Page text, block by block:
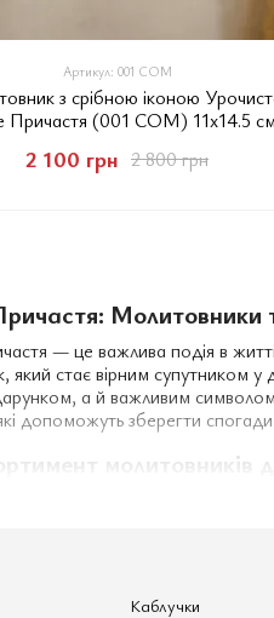
Молитовники
— це важлива подія в
який стає вірним супутником
а й важливим
допоможуть зберегти
молитовників
наших молитовників
Артикул: 001 COM
з срібною іконою
Причастя (001 COM) 11х14.5 см
2 800 грн
2 100 грн
Каблучки